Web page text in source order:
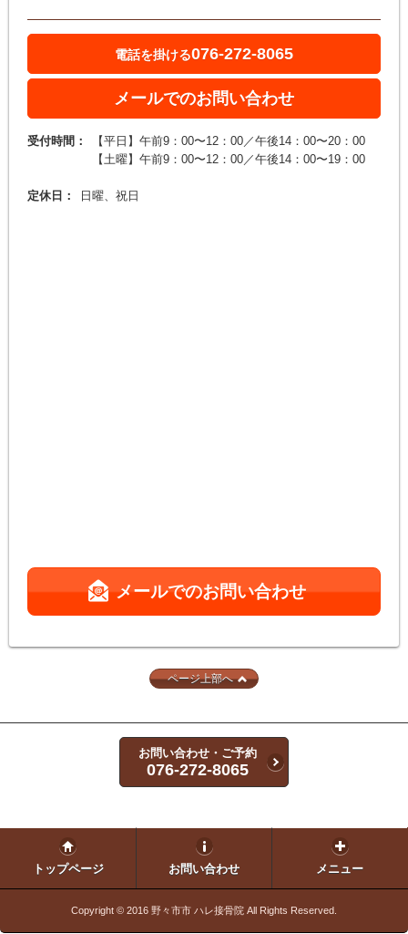
電話を掛ける076-272-8065
メールでのお問い合わせ
受付時間：
【平日】午前9：00〜12：00／午後14：00〜20：00
【土曜】午前9：00〜12：00／午後14：00〜19：00
定休日： 日曜、祝日
メールでのお問い合わせ
ページ上部へ
お問い合わせ・ご予約
076-272-8065
トップページ お問い合わせ メニュー
Copyright © 2016 野々市市 ハレ接骨院 All Rights Reserved.